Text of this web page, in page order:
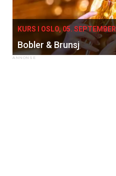
KURS I OSLO, 05. SEPTEMBER
Bobler & Brunsj